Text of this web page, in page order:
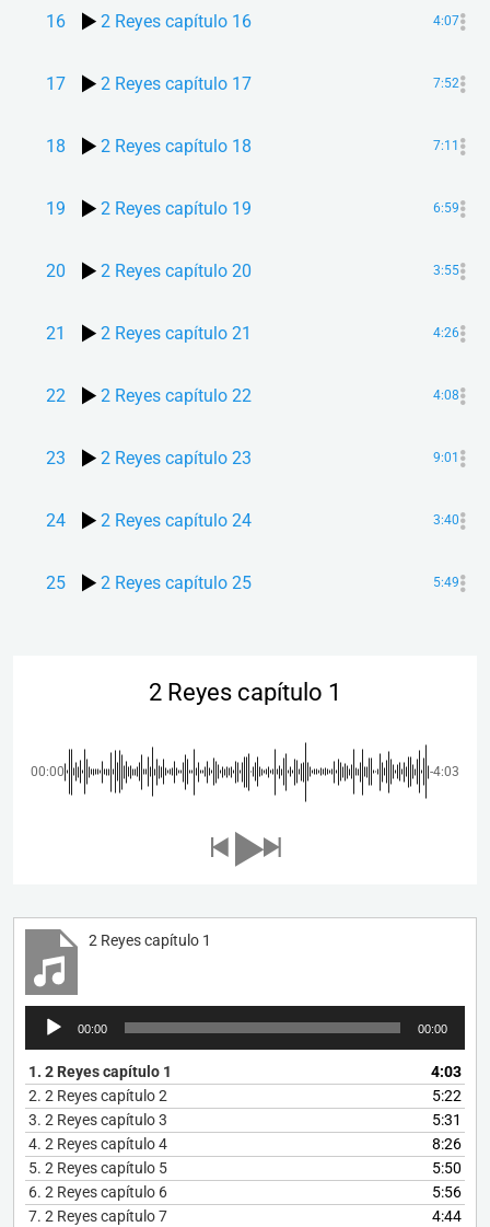
16 2 Reyes capítulo 16 4:07
17 2 Reyes capítulo 17 7:52
18 2 Reyes capítulo 18 7:11
19 2 Reyes capítulo 19 6:59
20 2 Reyes capítulo 20 3:55
21 2 Reyes capítulo 21 4:26
22 2 Reyes capítulo 22 4:08
23 2 Reyes capítulo 23 9:01
24 2 Reyes capítulo 24 3:40
25 2 Reyes capítulo 25 5:49
2 Reyes capítulo 1
00:00 -4:03
2 Reyes capítulo 1
Reproductor
00:00 00:00
1. 2 Reyes capítulo 1
4:03
2. 2 Reyes capítulo 2
5:22
3. 2 Reyes capítulo 3
5:31
4. 2 Reyes capítulo 4
8:26
5. 2 Reyes capítulo 5
5:50
6. 2 Reyes capítulo 6
5:56
7. 2 Reyes capítulo 7 4:44